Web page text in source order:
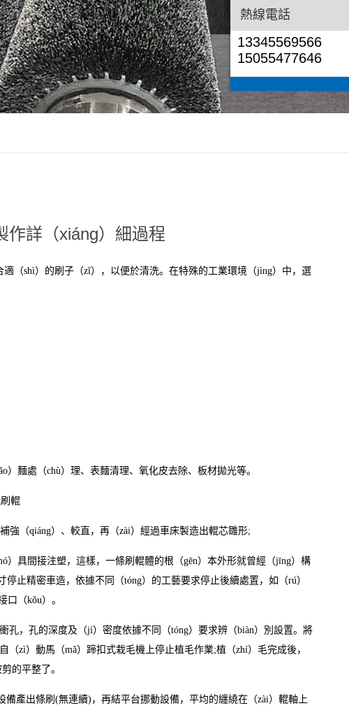
作詳（xiáng）細過程
（shì）的刷子（zǐ），以便於清洗。在特殊的工業環境（jìng）中，選
麵處（chù）理、表麵清理、氧化皮去除、板材拋光等。
（qiáng）、較直，再（zài）經過車床製造出輥芯雛形;
具間接注塑，這樣，一條刷輥體的根（gēn）本外形就曾經（jīng）構
止精密車造，依據不同（tóng）的工藝要求停止後續處置，如（rú）
（kǒu）。
孔的深度及（jí）密度依據不同（tóng）要求辨（biàn）別設置。將
zì）動馬（mǎ）蹄扣式栽毛機上停止植毛作業;植（zhí）毛完成後，
的平整了。
出條刷(無連續)，再結平台挪動設備，平均的纏繞在（zài）輥軸上
熱線電話
13345569566
15055477646